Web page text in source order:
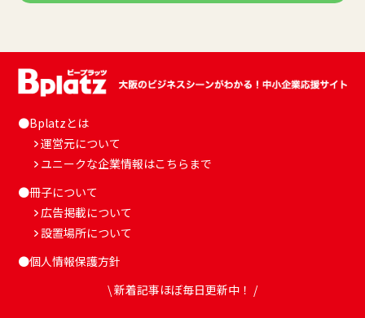
●Bplatzとは
運営元について
ユニークな企業情報はこちらまで
●冊子について
広告掲載について
設置場所について
●個人情報保護方針
\ 新着記事ほぼ毎日更新中！ /